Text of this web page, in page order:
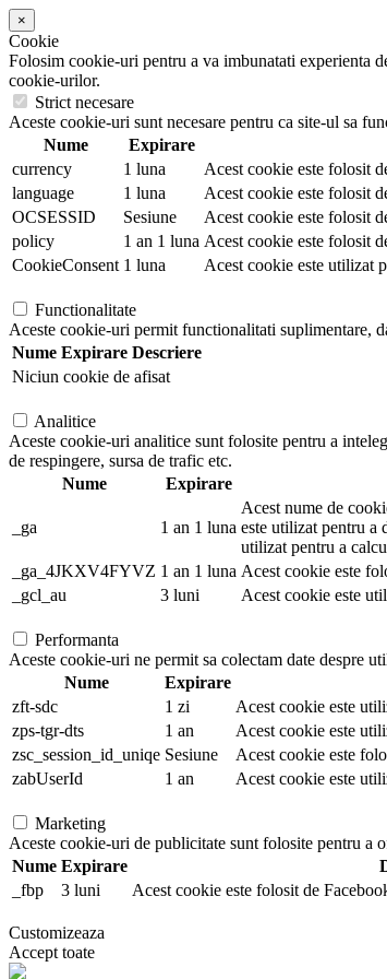
×
Cookie
Folosim cookie-uri pentru a va imbunatati experienta
cookie-urilor.
Strict necesare
Aceste cookie-uri sunt necesare pentru ca site-ul sa
Nume
Expirare
currency
1 luna
Acest cookie este folosit
language
1 luna
Acest cookie este folosit
OCSESSID
Sesiune
Acest cookie este folosit
policy
1 an 1 luna Acest cookie este folosit
CookieConsent 1 luna Acest cookie este utilizat
Functionalitate
Aceste cookie-uri permit functionalitati suplimentare,
Nume Expirare Descriere
Niciun cookie de afisat
Analitice
Aceste cookie-uri analitice sunt folosite pentru a
de respingere, sursa de trafic etc.
Nume
Expirare
_ga 1 an 1 luna
Acest nume de
este utilizat pentru a
utilizat pentru a
_ga_4JKXV4FYVZ 1 an 1 luna Acest cookie este
_gcl_au
3 luni Acest cookie este
Performanta
Aceste cookie-uri ne permit sa colectam date despre
Nume
Expirare
zft-sdc
1 zi
Acest cookie este
zps-tgr-dts
1 an
Acest cookie este
zsc_session_id_uniqe Sesiune
Acest cookie este
zabUserId
1 an Acest cookie este
Marketing
Aceste cookie-uri de publicitate sunt folosite pentru a
Nume Expirare
_fbp
3 luni Acest cookie este folosit de
Customizeaza
Accept toate